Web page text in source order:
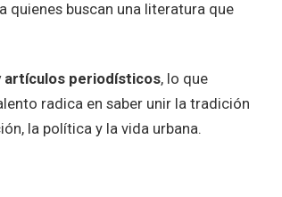
quienes buscan una literatura que
artículos periodísticos, lo que
radica en saber unir la tradición
la política y la vida urbana.